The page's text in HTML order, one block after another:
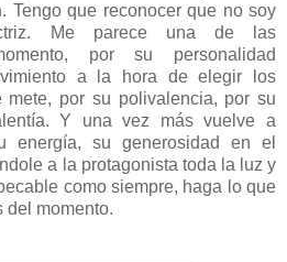
. Tengo que reconocer que no soy
Me parece una de las
por su personalidad
a la hora de elegir los
mete, por su polivalencia, por su
Y una vez más vuelve a
energía, su generosidad en el
a la protagonista toda la luz y
como siempre, haga lo que
del momento.